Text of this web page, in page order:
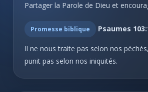
Partager la Parole de Dieu et
Promesse biblique Psaumes
Il ne nous traite pas selon nos
punit pas selon nos iniquités.